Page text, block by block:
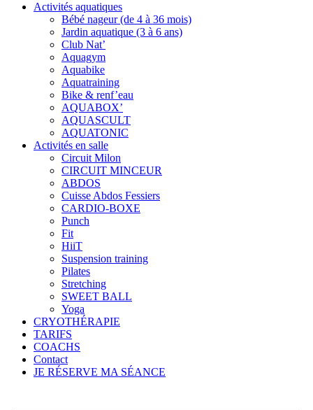
Activités aquatiques
Bébé nageur (de 4 à 36 mois)
Jardin aquatique (3 à 6 ans)
Club Nat’
Aquagym
Aquabike
Aquatraining
Bike & renf’eau
AQUABOX’
AQUASCULT
AQUATONIC
Activités en salle
Circuit Milon
CIRCUIT MINCEUR
ABDOS
Cuisse Abdos Fessiers
CARDIO-BOXE
Punch
Fit
HiiT
Suspension training
Pilates
Stretching
SWEET BALL
Yoga
CRYOTHÉRAPIE
TARIFS
COACHS
Contact
JE RÉSERVE MA SÉANCE